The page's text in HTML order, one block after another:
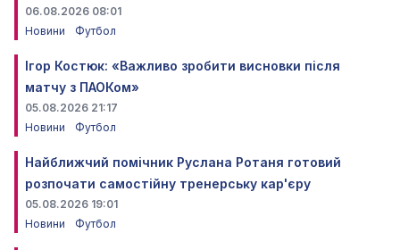
06.08.2026 08:01
Новини
Футбол
Ігор Костюк: «Важливо зробити висновки після
матчу з ПАОКом»
05.08.2026 21:17
Новини
Футбол
Найближчий помічник Руслана Ротаня готовий
розпочати самостійну тренерську кар'єру
05.08.2026 19:01
Новини
Футбол